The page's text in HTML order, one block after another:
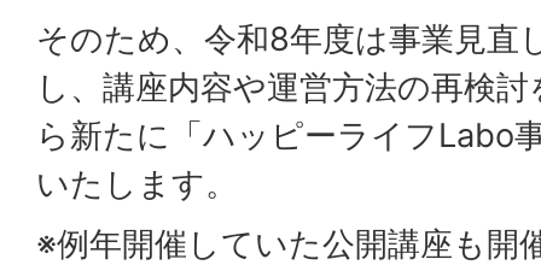
そのため、令和8年度は事業見直
し、講座内容や運営方法の再検
ら新たに「ハッピーライフLabo
いたします。
※例年開催していた公開講座も開